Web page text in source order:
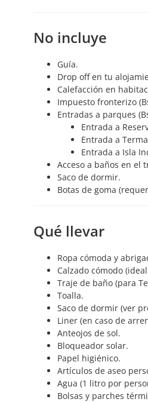
No incluye
Guía.
Drop off en tu
Calefacción en
Impuesto fronterizo
Entradas a parques
Entrada a
Entrada a
Entrada a Isla
Acceso a baños en el
Saco de dormir.
Botas de goma
Qué llevar
Ropa cómoda y
Calzado cómodo
Traje de baño (para
Toalla.
Saco de dormir (ver
Liner (en caso de
Anteojos de sol.
Bloqueador solar.
Papel higiénico.
Artículos de aseo
Agua (1 litro por
Bolsas y parches